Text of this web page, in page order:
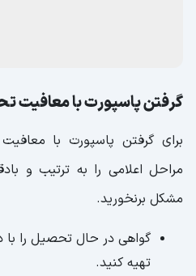
گرفتن پاسپورت با معافیت
برای گرفتن پاسپورت با
مراحل اعلامی را به ترتیب و
مشکل برنخورید.
گواهی در حال تحصیل را با
تهیه کنید.